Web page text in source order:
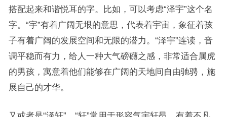
搭配起来和谐悦耳的字。比如，可以考虑“泽宇”这个名
字。“宇”有着广阔无垠的意思，代表着宇宙，象征着孩
子有着广阔的发展空间和无限的潜力。“泽宇”连读，音
调平稳而有力，给人一种大气磅礴之感，非常适合属虎
的男孩，寓意着他们能够在广阔的天地间自由驰骋，施
展自己的才华。